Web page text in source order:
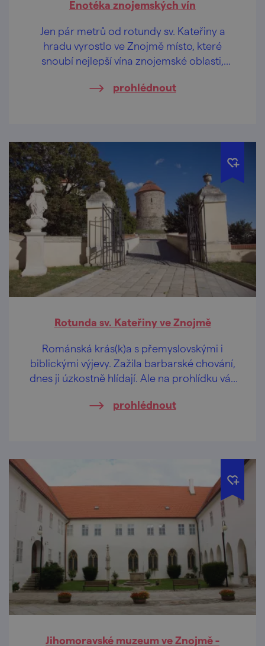
Enotéka znojemských vín
Jen pár metrů od rotundy sv. Kateřiny a
hradu vyrostlo ve Znojmě místo, které
snoubí nejlepší vína znojemské oblasti,
prohlédnout
Rotunda sv. Kateřiny ve Znojmě
Románská krás(k)a s přemyslovskými i
biblickými výjevy. Zažila barbarské chování,
dnes ji úzkostně hlídají. Ale na prohlídku vás
prohlédnout
Jihomoravské muzeum ve Znojmě -